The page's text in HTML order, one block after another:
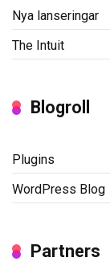
Nya lanseringar
The Intuit
Blogroll
Plugins
WordPress Blog
Partners